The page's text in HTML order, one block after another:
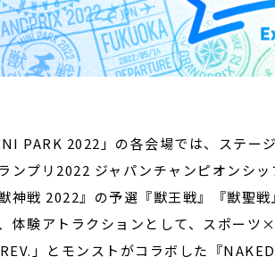
PARK 2022」の各会場では、ステー
ンプリ2022 ジャパンチャンピオンシ
神戦 2022』の予選『獣王戦』『獣聖戦
体験アトラクションとして、スポー
」とモンストがコラボした『